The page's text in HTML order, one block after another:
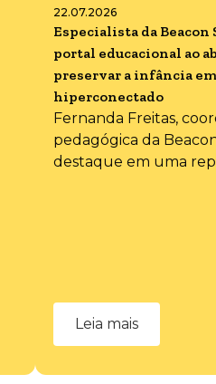
22.07.2026
Especialista da Beacon
portal educacional ao
preservar a infância
hiperconectado
Fernanda Freitas,
pedagógica da
destaque em uma
Leia mais